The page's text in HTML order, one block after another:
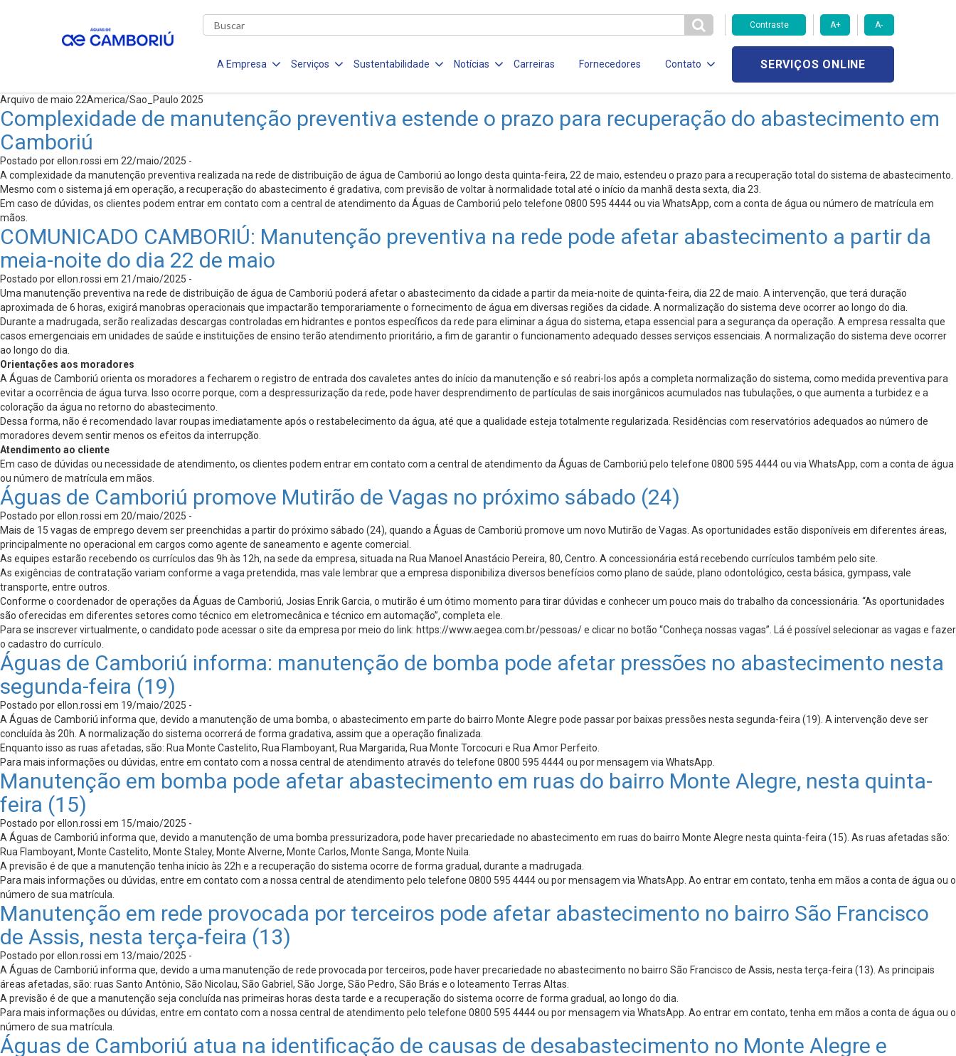
Contraste A+ A-
A Empresa Serviços Sustentabilidade Notícias Carreiras Fornecedores Contato SERVIÇOS ONLINE
Arquivo de maio 22America/Sao_Paulo 2025
Complexidade de manutenção preventiva estende o prazo para recuperação do abastecimento em
Camboriú
Postado por ellon.rossi em 22/maio/2025 -
A complexidade da manutenção preventiva realizada na rede de distribuição de água de Camboriú ao longo desta quinta-feira, 22 de maio, estendeu o prazo para a recuperação total do sistema de abastecimento.
Mesmo com o sistema já em operação, a recuperação do abastecimento é gradativa, com previsão de voltar à normalidade total até o início da manhã desta sexta, dia 23.
Em caso de dúvidas, os clientes podem entrar em contato com a central de atendimento da Águas de Camboriú pelo telefone 0800 595 4444 ou via WhatsApp, com a conta de água ou número de matrícula em
mãos.
COMUNICADO CAMBORIÚ: Manutenção preventiva na rede pode afetar abastecimento a partir da
meia-noite do dia 22 de maio
Postado por ellon.rossi em 21/maio/2025 -
Uma manutenção preventiva na rede de distribuição de água de Camboriú poderá afetar o abastecimento da cidade a partir da meia-noite de quinta-feira, dia 22 de maio. A intervenção, que terá duração
aproximada de 6 horas, exigirá manobras operacionais que impactarão temporariamente o fornecimento de água em diversas regiões da cidade. A normalização do sistema deve ocorrer ao longo do dia.
Durante a madrugada, serão realizadas descargas controladas em hidrantes e pontos específicos da rede para eliminar a água do sistema, etapa essencial para a segurança da operação. A empresa ressalta que
casos emergenciais em unidades de saúde e instituições de ensino terão atendimento prioritário, a fim de garantir o funcionamento adequado desses serviços essenciais. A normalização do sistema deve ocorrer
ao longo do dia.
Orientações aos moradores
A Águas de Camboriú orienta os moradores a fecharem o registro de entrada dos cavaletes antes do início da manutenção e só reabri-los após a completa normalização do sistema, como medida preventiva para
evitar a ocorrência de água turva. Isso ocorre porque, com a despressurização da rede, pode haver desprendimento de partículas de sais inorgânicos acumulados nas tubulações, o que aumenta a turbidez e a
coloração da água no retorno do abastecimento.
Dessa forma, não é recomendado lavar roupas imediatamente após o restabelecimento da água, até que a qualidade esteja totalmente regularizada. Residências com reservatórios adequados ao número de
moradores devem sentir menos os efeitos da interrupção.
Atendimento ao cliente
Em caso de dúvidas ou necessidade de atendimento, os clientes podem entrar em contato com a central de atendimento da Águas de Camboriú pelo telefone 0800 595 4444 ou via WhatsApp, com a conta de água
ou número de matrícula em mãos.
Águas de Camboriú promove Mutirão de Vagas no próximo sábado (24)
Postado por ellon.rossi em 20/maio/2025 -
Mais de 15 vagas de emprego devem ser preenchidas a partir do próximo sábado (24), quando a Águas de Camboriú promove um novo Mutirão de Vagas. As oportunidades estão disponíveis em diferentes áreas,
principalmente no operacional em cargos como agente de saneamento e agente comercial.
As equipes estarão recebendo os currículos das 9h às 12h, na sede da empresa, situada na Rua Manoel Anastácio Pereira, 80, Centro. A concessionária está recebendo currículos também pelo site.
As exigências de contratação variam conforme a vaga pretendida, mas vale lembrar que a empresa disponibiliza diversos benefícios como plano de saúde, plano odontológico, cesta básica, gympass, vale
transporte, entre outros.
Conforme o coordenador de operações da Águas de Camboriú, Josias Enrik Garcia, o mutirão é um ótimo momento para tirar dúvidas e conhecer um pouco mais do trabalho da concessionária. “As oportunidades
são oferecidas em diferentes setores como técnico em eletromecânica e técnico em automação”, completa ele.
Para se inscrever virtualmente, o candidato pode acessar o site da empresa por meio do link: https://www.aegea.com.br/pessoas/ e clicar no botão “Conheça nossas vagas”. Lá é possível selecionar as vagas e fazer
o cadastro do currículo.
Águas de Camboriú informa: manutenção de bomba pode afetar pressões no abastecimento nesta
segunda-feira (19)
Postado por ellon.rossi em 19/maio/2025 -
A Águas de Camboriú informa que, devido a manutenção de uma bomba, o abastecimento em parte do bairro Monte Alegre pode passar por baixas pressões nesta segunda-feira (19). A intervenção deve ser
concluída às 20h. A normalização do sistema ocorrerá de forma gradativa, assim que a operação finalizada.
Enquanto isso as ruas afetadas, são: Rua Monte Castelito, Rua Flamboyant, Rua Margarida, Rua Monte Torcocuri e Rua Amor Perfeito.
Para mais informações ou dúvidas, entre em contato com a nossa central de atendimento através do telefone 0800 595 4444 ou por mensagem via WhatsApp.
Manutenção em bomba pode afetar abastecimento em ruas do bairro Monte Alegre, nesta quinta-
feira (15)
Postado por ellon.rossi em 15/maio/2025 -
A Águas de Camboriú informa que, devido a manutenção de uma bomba pressurizadora, pode haver precariedade no abastecimento em ruas do bairro Monte Alegre nesta quinta-feira (15). As ruas afetadas são:
Rua Flamboyant, Monte Castelito, Monte Staley, Monte Alverne, Monte Carlos, Monte Sanga, Monte Nuila.
A previsão é de que a manutenção tenha início às 22h e a recuperação do sistema ocorre de forma gradual, durante a madrugada.
Para mais informações ou dúvidas, entre em contato com a nossa central de atendimento pelo telefone 0800 595 4444 ou por mensagem via WhatsApp. Ao entrar em contato, tenha em mãos a conta de água ou o
número de sua matrícula.
Manutenção em rede provocada por terceiros pode afetar abastecimento no bairro São Francisco
de Assis, nesta terça-feira (13)
Postado por ellon.rossi em 13/maio/2025 -
A Águas de Camboriú informa que, devido a uma manutenção de rede provocada por terceiros, pode haver precariedade no abastecimento no bairro São Francisco de Assis, nesta terça-feira (13). As principais
áreas afetadas, são: ruas Santo Antônio, São Nicolau, São Gabriel, São Jorge, São Pedro, São Brás e o loteamento Terras Altas.
A previsão é de que a manutenção seja concluída nas primeiras horas desta tarde e a recuperação do sistema ocorre de forma gradual, ao longo do dia.
Para mais informações ou dúvidas, entre em contato com a nossa central de atendimento pelo telefone 0800 595 4444 ou por mensagem via WhatsApp. Ao entrar em contato, tenha em mãos a conta de água ou o
número de sua matrícula.
Águas de Camboriú atua na identificação de causas de desabastecimento no Monte Alegre e